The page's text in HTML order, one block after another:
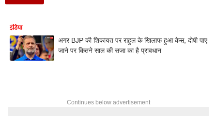
इंडिया
अगर BJP की शिकायत पर राहुल के खिलाफ हुआ केस, दोषी पाए
जाने पर कितने साल की सजा का है प्रावधान
Continues below advertisement